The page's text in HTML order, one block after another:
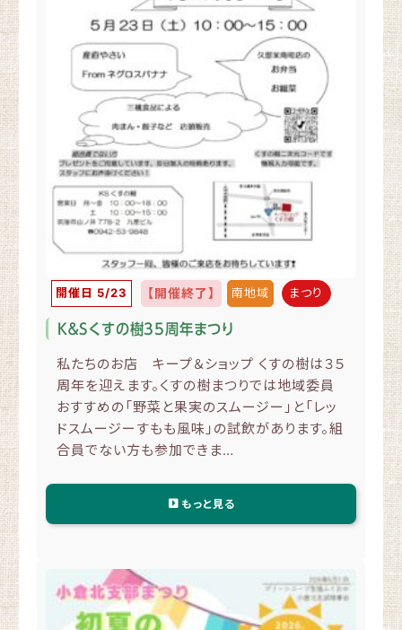
開催日 5/23 【開催終了】 南地域 まつり
K＆Sくすの樹35周年まつり
私たちのお店 キープ＆ショップ くすの樹は３５
周年を迎えます。くすの樹まつりでは地域委員
おすすめの「野菜と果実のスムージー」と「レッ
ドスムージーすもも風味」の試飲があります。組
合員でない方も参加できま…
もっと見る